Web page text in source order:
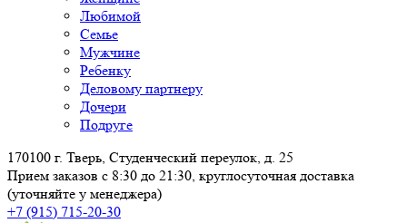
Любимой
Семье
Мужчине
Ребенку
Деловому партнеру
Дочери
Подруге
170100 г. Тверь, Студенческий переулок, д. 25
Прием заказов с 8:30 до 21:30, круглосуточная доставка
(уточняйте у менеджера)
+7 (915) 715-20-30